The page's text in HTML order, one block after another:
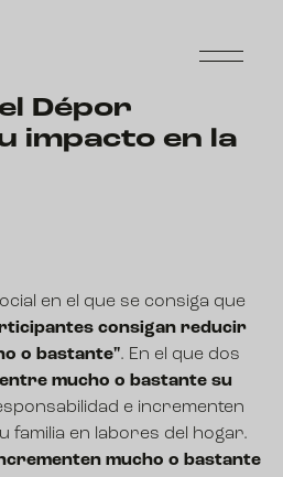
Dépor
impacto en la
en el que se consiga que
consigan reducir
o bastante". En el que dos
mucho o bastante su
e incrementen
familia en labores del hogar.
mucho o bastante